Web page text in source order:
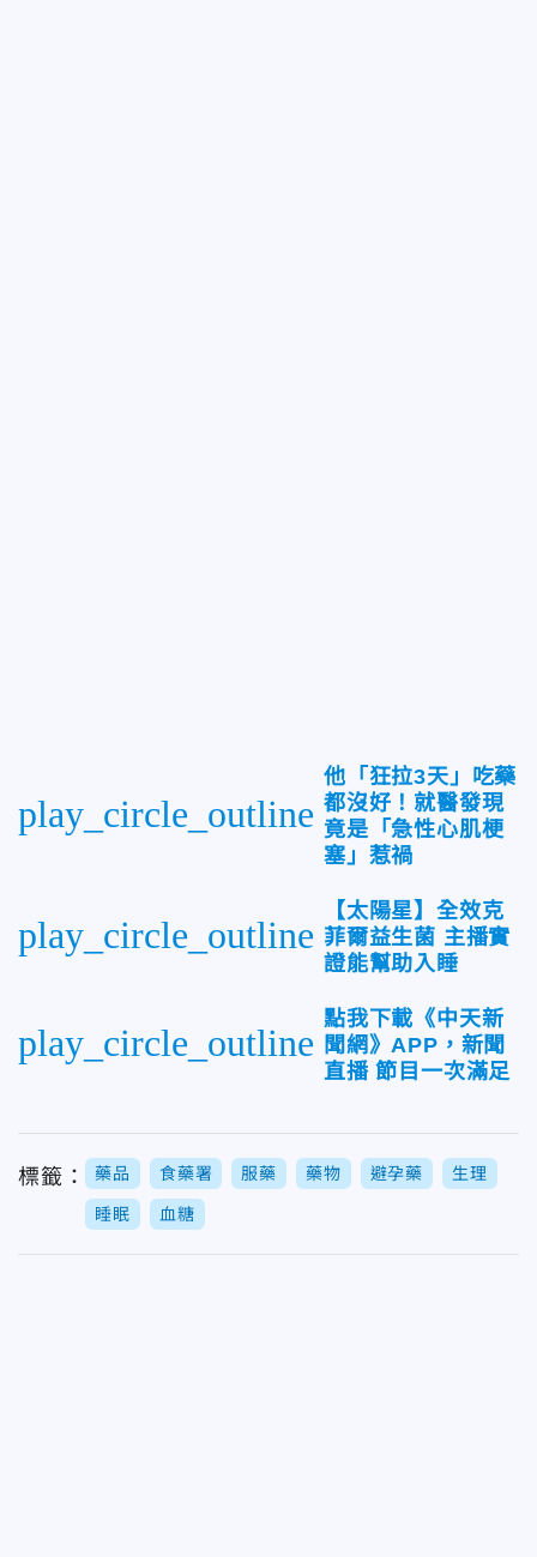
play_circle_outline
他「狂拉3天」吃藥
都沒好！就醫發現
竟是「急性心肌梗
塞」惹禍
play_circle_outline
【太陽星】全效克
菲爾益生菌 主播實
證能幫助入睡
play_circle_outline
點我下載《中天新
聞網》APP，新聞
直播 節目一次滿足
標籤： 藥品 食藥署 服藥 藥物 避孕藥 生理
睡眠 血糖